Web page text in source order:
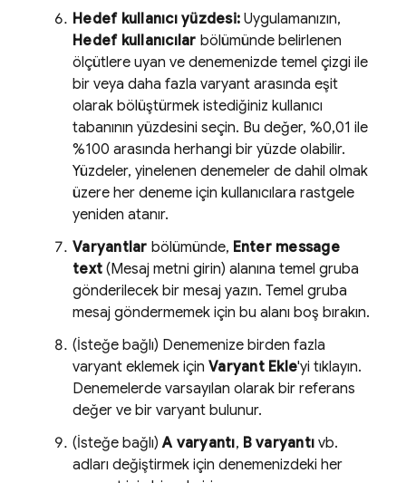
Hedef kullanıcı yüzdesi: Uygulamanızın,
Hedef kullanıcılar bölümünde belirlenen
ölçütlere uyan ve denemenizde temel çizgi ile
bir veya daha fazla varyant arasında eşit
olarak bölüştürmek istediğiniz kullanıcı
tabanının yüzdesini seçin. Bu değer, %0,01 ile
%100 arasında herhangi bir yüzde olabilir.
Yüzdeler, yinelenen denemeler de dahil olmak
üzere her deneme için kullanıcılara rastgele
yeniden atanır.
Varyantlar bölümünde, Enter message
text (Mesaj metni girin) alanına temel gruba
gönderilecek bir mesaj yazın. Temel gruba
mesaj göndermemek için bu alanı boş bırakın.
(İsteğe bağlı) Denemenize birden fazla
varyant eklemek için Varyant Ekle'yi tıklayın.
Denemelerde varsayılan olarak bir referans
değer ve bir varyant bulunur.
(İsteğe bağlı)A varyantı, B varyantı vb.
adları değiştirmek için denemenizdeki her